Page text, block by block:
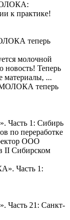
теперь
молочной
Теперь
материалы, ...
1: Сибирь
по переработке
ООО
II Сибирском
21: Санкт-